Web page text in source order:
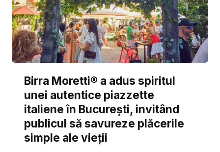
Birra Moretti® a adus spiritul
unei autentice piazzette
italiene în București, invitând
publicul să savureze plăcerile
simple ale vieții